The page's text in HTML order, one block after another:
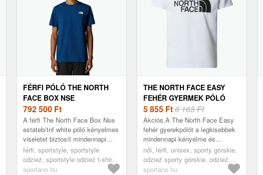
FÉRFI PÓLÓ THE NORTH
FACE BOX NSE
ESTATEB/TNF FEHÉR (BOX
NSE NF0A87NPH4B1)
792 500 Ft
A férfi The North Face Box Nse
estateb/tnf white póló kényelmes
viseletet biztosít mindennapi
tevékenységek és alacsonyabb
intenzitású edzések sorá...
férfi, sportstyle, sportstyle
odzież, sportstyle odzież t-shirt,
tengerészkék
sportano.hu
THE NORTH FACE EASY
FEHÉR GYERMEK PÓLÓ
(EASY NF0A8EHGFN41)
5 855 Ft6 165 Ft
Akciós.A The North Face Easy
fehér gyerekpólót a legkisebbek
mindennapi kényelme és
aktivitásaik figyelembevételével
tervezték. Gondosan kiválasztott
anya...
női, férfi, unisex, sporty górskie,
odzież sporty górskie, odzież
sporty górskie koszulka, fehér
sportano.hu